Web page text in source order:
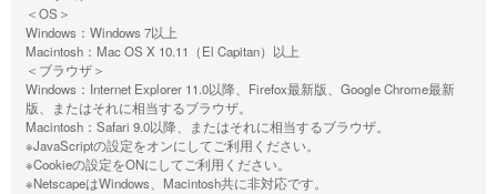
＜OS＞
Windows：Windows 7以上
Macintosh：Mac OS X 10.11（El Capitan）以上
＜ブラウザ＞
Windows：Internet Explorer 11.0以降、Firefox最新版、Google Chrome最新
版、またはそれに相当するブラウザ。
Macintosh：Safari 9.0以降、またはそれに相当するブラウザ。
※JavaScriptの設定をオンにしてご利用ください。
※Cookieの設定をONにしてご利用ください。
※NetscapeはWindows、Macintosh共に非対応です。